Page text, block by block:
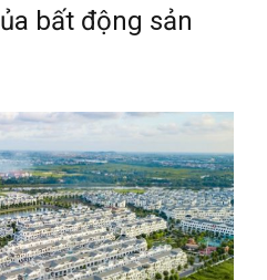
bất động sản